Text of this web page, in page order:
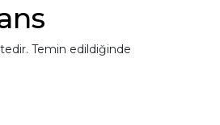
Temin edildiğinde